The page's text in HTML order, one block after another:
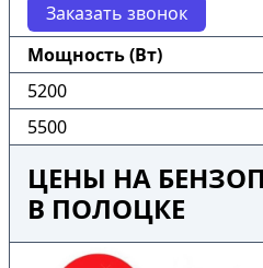
Заказать звонок
Мощность (Вт)
5200
5500
ЦЕНЫ НА
В ПОЛОЦКЕ